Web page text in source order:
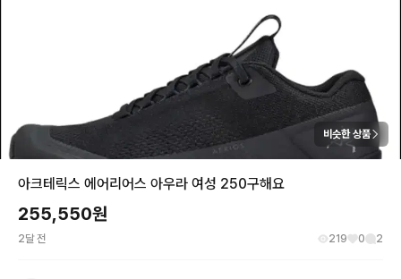
비슷한 상품
아크테릭스 에어리어스 아우라 여성 250구해요
255,550원
2달 전 219 0 2